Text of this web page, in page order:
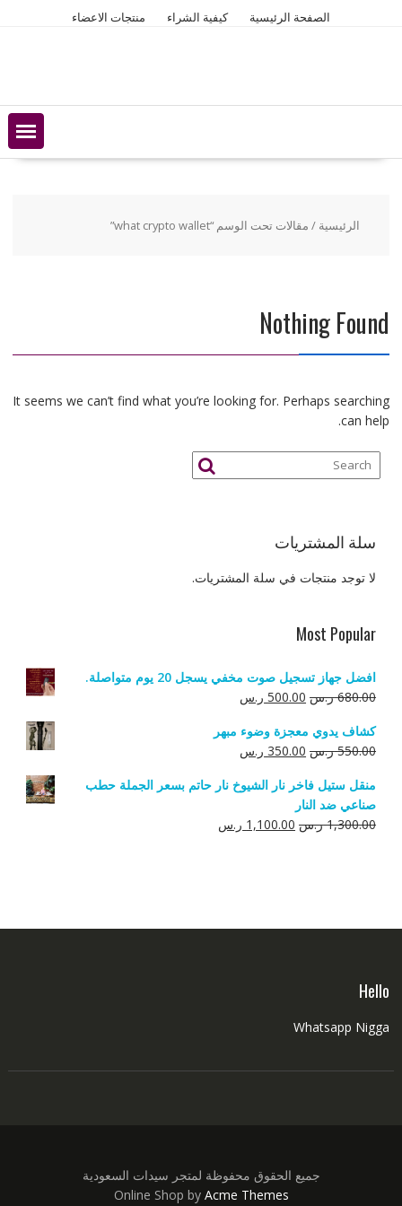
الصفحة الرئيسية كيفية الشراء منتجات الاعضاء
الرئيسية / مقالات تحت الوسم “what crypto wallet”
Nothing Found
It seems we can’t find what you’re looking for. Perhaps searching
can help.
سلة المشتريات
لا توجد منتجات في سلة المشتريات.
Most Popular
افضل جهاز تسجيل صوت مخفي يسجل 20 يوم متواصلة.
680.00 ر.س السعر
هو:
680.00 ر.س.
500.00 ر.سالسعر
هو:
500.00 ر.س.
كشاف يدوي معجزة وضوء مبهر
550.00 ر.س السعر
هو:
550.00 ر.س.
350.00 ر.سالسعر
هو:
منقل ستيل فاخر نار الشيوخ نار حاتم بسعر الجملة حطب
صناعي ضد النار
1,300.00 ر.س السعر
1,100.00 ر.سالسعر
Hello
Whatsapp Nigga
جميع الحقوق محفوظة لمتجر سيدات السعودية
Online Shop by Acme Themes